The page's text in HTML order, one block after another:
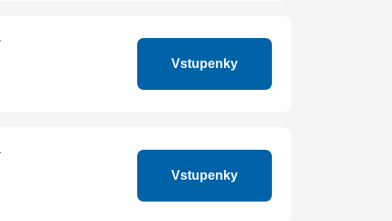
Vstupenky
Vstupenky